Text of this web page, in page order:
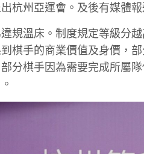
杭州亞運會。及後有媒體
規溫床。制度規定等級分
棋手的商業價值及身價，
分棋手因為需要完成所屬